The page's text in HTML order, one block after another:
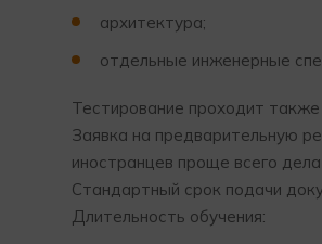
архитектура;
отдельные инженерные
Тестирование проходит также
Заявка на предварительную
иностранцев проще всего
Стандартный срок подачи
Длительность обучения: